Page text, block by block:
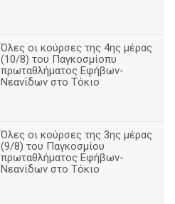
Όλες οι κούρσες της 4ης μέρας
(10/8) του Παγκοσμίοπυ
πρωταθλήματος Εφήβων-
Νεανίδων στο Τόκιο
Όλες οι κούρσες της 3ης μέρας
(9/8) του Παγκοσμίου
πρωταθλήματος Εφήβων-
Νεανίδων στο Τόκιο